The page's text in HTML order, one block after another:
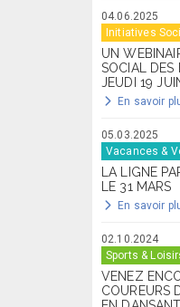
04.06.2025
Initiatives
UN
SOCIAL DES
JEUDI 19
En savoir
05.03.2025
Vacances &
LA LIGNE
LE 31 MARS
En savoir
02.10.2024
Sports &
VENEZ
COUREURS